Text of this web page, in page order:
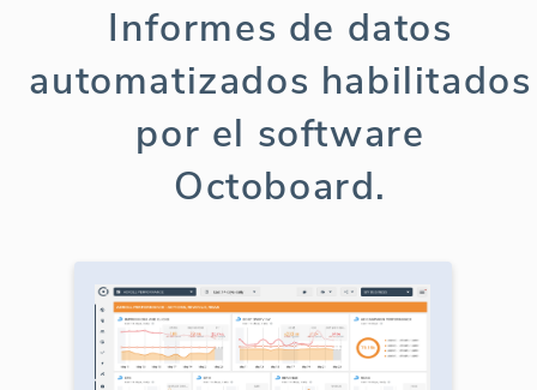
Informes de datos
automatizados habilitados
por el software
Octoboard.